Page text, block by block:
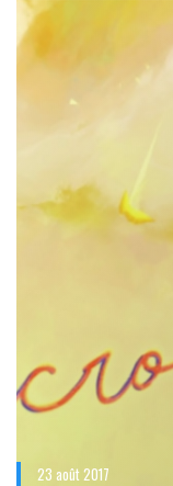
23 août 2017